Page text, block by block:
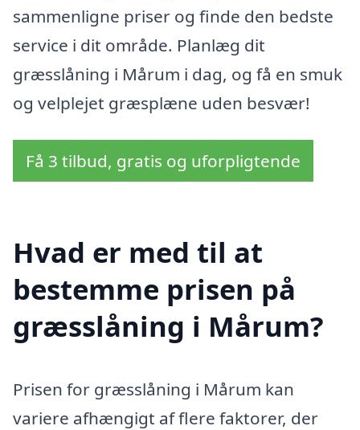
sammenligne priser og finde den bedste
service i dit område. Planlæg dit
græsslåning i Mårum i dag, og få en smuk
og velplejet græsplæne uden besvær!
Få 3 tilbud, gratis og uforpligtende
Hvad er med til at
bestemme prisen på
græsslåning i Mårum?
Prisen for græsslåning i Mårum kan
variere afhængigt af flere faktorer, der